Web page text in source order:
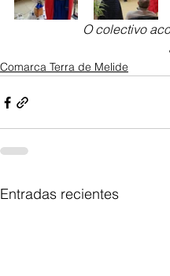
O colectivo
Comarca Terra de Melide
Entradas recientes